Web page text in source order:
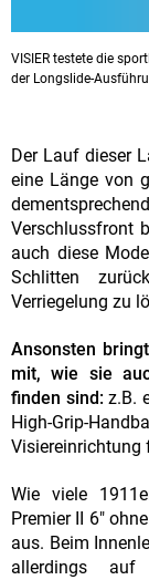
VISIER testete die
der Longslide-
Der Lauf dieser
eine Länge von
Verschlussfront
auch diese
Schlitten
Verriegelung zu
Ansonsten
mit, wie sie
finden sind:z.B.
High-Grip-
Visiereinrichtung
Wie viele
Premier II 6"
aus. Beim
allerdings auf